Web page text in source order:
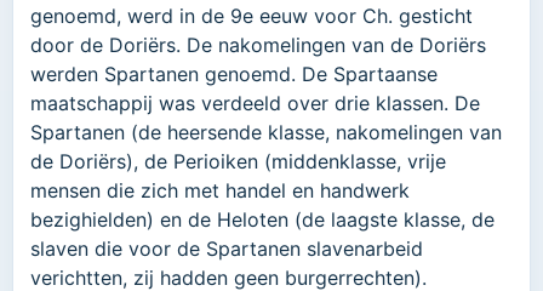
genoemd, werd in de 9e eeuw voor Ch. gesticht
door de Doriërs. De nakomelingen van de Doriërs
werden Spartanen genoemd. De Spartaanse
maatschappij was verdeeld over drie klassen. De
Spartanen (de heersende klasse, nakomelingen van
de Doriërs), de Perioiken (middenklasse, vrije
mensen die zich met handel en handwerk
bezighielden) en de Heloten (de laagste klasse, de
slaven die voor de Spartanen slavenarbeid
verichtten, zij hadden geen burgerrechten).